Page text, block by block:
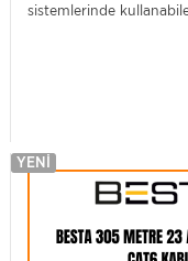
sistemlerinde
YENI